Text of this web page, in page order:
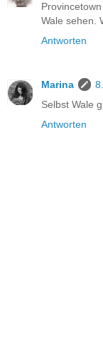
Wale sehen.
Antworten
Marina
Selbst Wale
Antworten